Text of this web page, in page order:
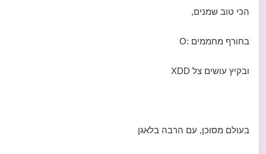
הכי טוב שמנים,
בחורף מחממים :O
ובקיץ עושים צל XDD
בעולם מסוכן, עם הרבה בלאגן